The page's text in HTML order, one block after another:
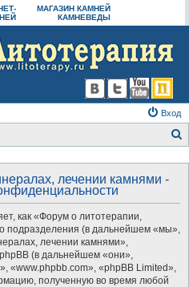
МАГАЗИН КАМНЕЙ
КАМНЕВЕДЫ
Вход
лечении камнями -
как «Форум о литотерапии,
подразделения (в дальнейшем «мы»,
лечении камнями»,
(в дальнейшем «они»,
«www.phpbb.com», «phpBB Limited»,
полученную во время любой